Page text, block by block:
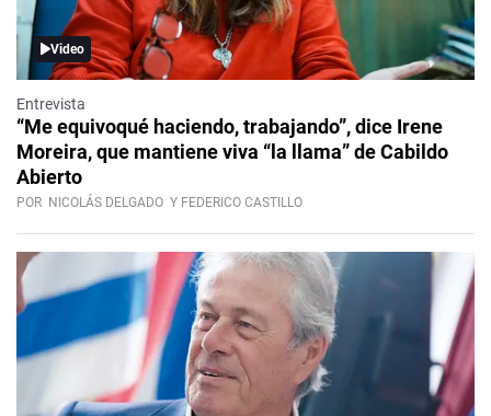
Video
Entrevista
“Me equivoqué haciendo, trabajando”, dice Irene
Moreira, que mantiene viva “la llama” de Cabildo
Abierto
POR NICOLÁS DELGADO Y FEDERICO CASTILLO